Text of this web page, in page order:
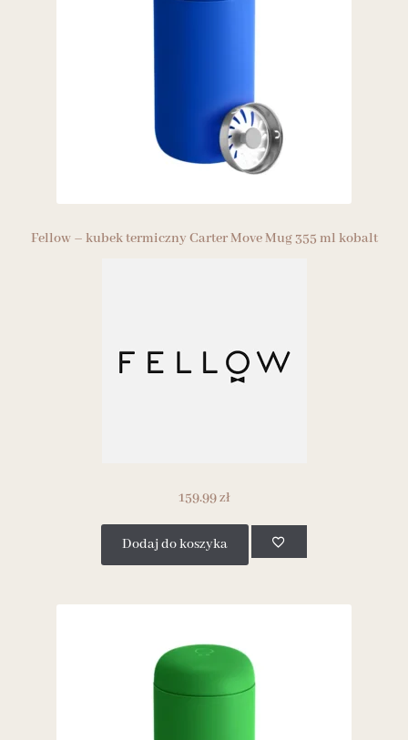
Fellow – kubek termiczny Carter Move Mug 355 ml kobalt
159.99zł
Dodaj do koszyka